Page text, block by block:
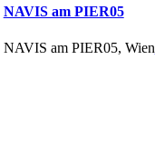
NAVIS am PIER05
NAVIS am PIER05, Wien